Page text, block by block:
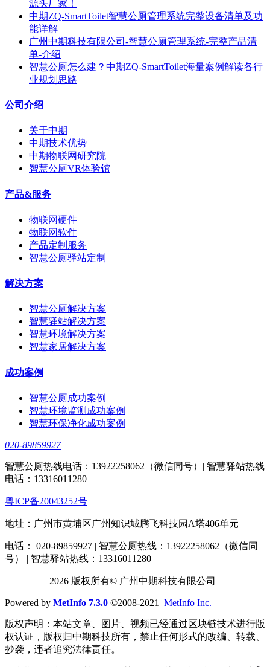
源头厂家！
中期ZQ-SmartToilet智慧公厕管理系统完整设备清单及功
能详解
广州中期科技有限公司-智慧公厕管理系统-完整产品清
单-介绍
智慧公厕怎么建？中期ZQ-SmartToilet海量案例解读各行
业规划思路
公司介绍
关于中期
中期技术优势
中期物联网研究院
智慧公厕VR体验馆
产品&服务
物联网硬件
物联网软件
产品定制服务
智慧公厕驿站定制
解决方案
智慧公厕解决方案
智慧驿站解决方案
智慧环境解决方案
智慧家居解决方案
成功案例
智慧公厕成功案例
智慧环境监测成功案例
智慧环保净化成功案例
020-89859927
智慧公厕热线电话：13922258062（微信同号）| 智慧驿站热线
电话：13316011280
粤ICP备20043252号
地址：广州市黄埔区广州知识城腾飞科技园A塔406单元
电话： 020-89859927 | 智慧公厕热线：13922258062（微信同
号） | 智慧驿站热线：13316011280
2026 版权所有© 广州中期科技有限公司
Powered by MetInfo 7.3.0 ©2008-2021 MetInfo Inc.
版权声明：本站文章、图片、视频已经通过区块链技术进行版
权认证，版权归中期科技所有，禁止任何形式的改编、转载、
抄袭，违者追究法律责任。